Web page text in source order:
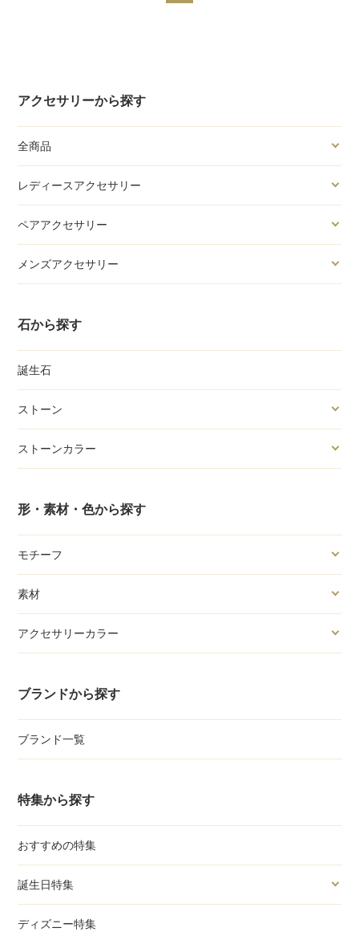
アクセサリーから探す
全商品
レディースアクセサリー
ペアアクセサリー
メンズアクセサリー
石から探す
誕生石
ストーン
ストーンカラー
形・素材・色から探す
モチーフ
素材
アクセサリーカラー
ブランドから探す
ブランド一覧
特集から探す
おすすめの特集
誕生日特集
ディズニー特集